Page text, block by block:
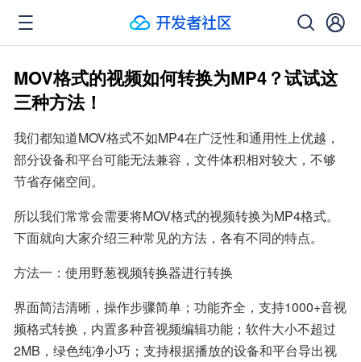
MOV格式的视频如何转换为MP4？试试这
三种方法！
我们都知道MOV格式不如MP4在广泛性和通用性上优越，
部分设备和平台可能无法兼容，文件体积相对较大，不够
节省存储空间。
所以我们常常会需要将MOV格式的视频转换为MP4格式。
下面就向大家介绍三种常见的方法，各有不同的特点。
方法一：使用野葱视频转换器进行转换
界面简洁清晰，操作步骤简单；功能齐全，支持1000+音视
频格式转换，内置多种音视频编辑功能；软件大小不超过
2MB，绿色纯净小巧；支持根据播放的设备和平台导出视